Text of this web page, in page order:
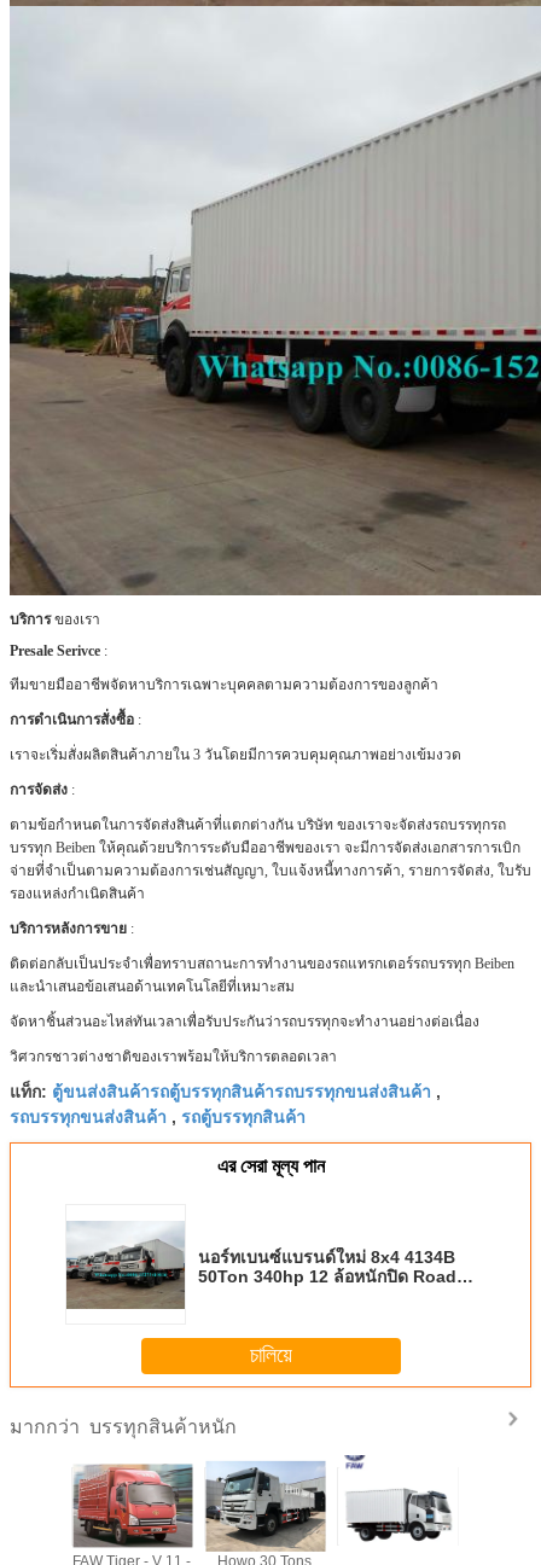
บริการ ของเรา
Presale Serivce :
ทีมขายมืออาชีพจัดหาบริการเฉพาะบุคคลตามความต้องการของลูกค้า
การดำเนินการสั่งซื้อ :
เราจะเริ่มสั่งผลิตสินค้าภายใน 3 วันโดยมีการควบคุมคุณภาพอย่างเข้มงวด
การจัดส่ง :
ตามข้อกำหนดในการจัดส่งสินค้าที่แตกต่างกัน บริษัท ของเราจะจัดส่งรถบรรทุกรถ
บรรทุก Beiben ให้คุณด้วยบริการระดับมืออาชีพของเรา จะมีการจัดส่งเอกสารการเบิก
จ่ายที่จำเป็นตามความต้องการเช่นสัญญา, ใบแจ้งหนี้ทางการค้า, รายการจัดส่ง, ใบรับ
รองแหล่งกำเนิดสินค้า
บริการหลังการขาย :
ติดต่อกลับเป็นประจำเพื่อทราบสถานะการทำงานของรถแทรกเตอร์รถบรรทุก Beiben
และนำเสนอข้อเสนอด้านเทคโนโลยีที่เหมาะสม
จัดหาชิ้นส่วนอะไหล่ทันเวลาเพื่อรับประกันว่ารถบรรทุกจะทำงานอย่างต่อเนื่อง
วิศวกรชาวต่างชาติของเราพร้อมให้บริการตลอดเวลา
แท็ก: ตู้ขนส่งสินค้ารถตู้บรรทุกสินค้ารถบรรทุกขนส่งสินค้า ,
รถบรรทุกขนส่งสินค้า , รถตู้บรรทุกสินค้า
এর সেরা মূল্য পান
นอร์ทเบนซ์แบรนด์ใหม่ 8x4 4134B
50Ton 340hp 12 ล้อหนักปิด Road
চালিয়ে
มากกว่า บรรทุกสินค้าหนัก
Sinotruk Howo เกียร์อัตโนมัติรถ